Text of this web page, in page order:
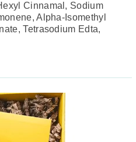
Cinnamal, Sodium
Alpha-Isomethyl
Tetrasodium Edta,